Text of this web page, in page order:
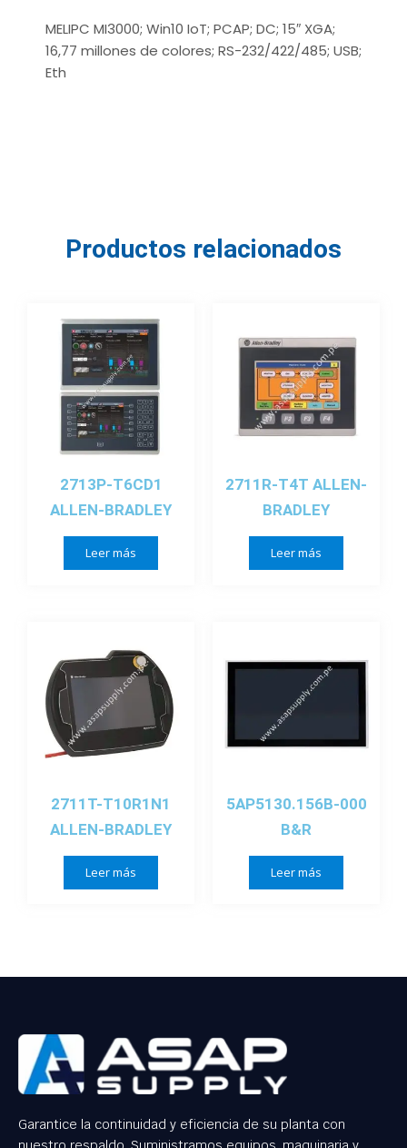
MELIPC MI3000; Win10 IoT; PCAP; DC; 15″ XGA;
16,77 millones de colores; RS-232/422/485; USB;
Eth
Productos relacionados
2713P-T6CD1
ALLEN-BRADLEY
Leer más
2711R-T4T ALLEN-
BRADLEY
Leer más
2711T-T10R1N1
ALLEN-BRADLEY
Leer más
5AP5130.156B-000
B&R
Leer más
Garantice la continuidad y eficiencia de su planta con